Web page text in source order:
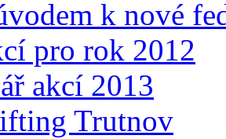
k nové
pro rok 2012
akcí 2013
Trutnov